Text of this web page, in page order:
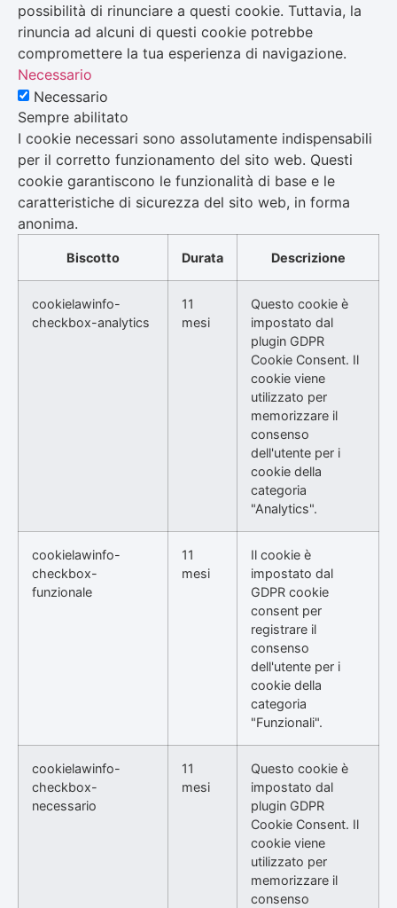
possibilità di rinunciare a questi cookie. Tuttavia, la
rinuncia ad alcuni di questi cookie potrebbe
compromettere la tua esperienza di navigazione.
Necessario
Necessario
Sempre abilitato
I cookie necessari sono assolutamente indispensabili
per il corretto funzionamento del sito web. Questi
cookie garantiscono le funzionalità di base e le
caratteristiche di sicurezza del sito web, in forma
anonima.
Biscotto Durata Descrizione
cookielawinfo-
checkbox-analytics
11
mesi
Questo cookie è
impostato dal
plugin GDPR
Cookie Consent. Il
cookie viene
utilizzato per
memorizzare il
consenso
dell'utente per i
cookie della
categoria
"Analytics".
cookielawinfo-
checkbox-
funzionale
11
mesi
Il cookie è
impostato dal
GDPR cookie
consent per
registrare il
consenso
dell'utente per i
cookie della
categoria
"Funzionali".
cookielawinfo-
checkbox-
necessario
11
mesi
Questo cookie è
impostato dal
plugin GDPR
Cookie Consent. Il
cookie viene
utilizzato per
memorizzare il
consenso